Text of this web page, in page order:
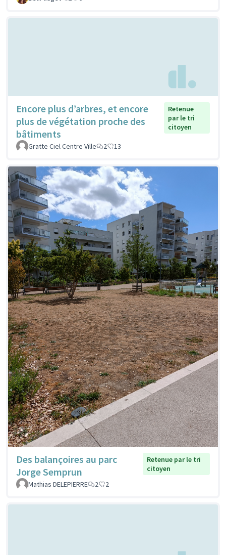
Encore plus d’arbres, et encore
plus de végétation proche des
bâtiments
Retenue
par le tri
citoyen
Gratte Ciel Centre Ville 2 13
Des balançoires au parc
Jorge Semprun
Retenue par le tri
citoyen
Mathias DELEPIERRE
2 2